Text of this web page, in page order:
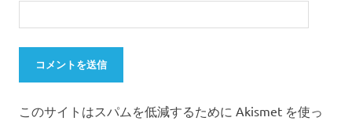
このサイトはスパムを低減するために Akismet を使っ